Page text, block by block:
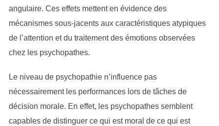
angulaire. Ces effets mettent en évidence des
mécanismes sous-jacents aux caractéristiques atypiques
de l’attention et du traitement des émotions observées
chez les psychopathes.
Le niveau de psychopathie n’influence pas
nécessairement les performances lors de tâches de
décision morale. En effet, les psychopathes semblent
capables de distinguer ce qui est moral de ce qui est